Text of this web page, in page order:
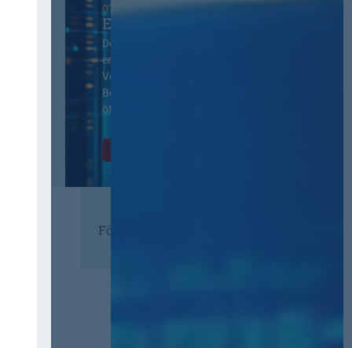
07. Oktober 2026 in Berlin
EVB-IT Thementag
Der Thementag für die
ergänzenden
Vertragsbedingungen von IT-
Beschaffung in der
öffentlichen Verwaltung
Förderer